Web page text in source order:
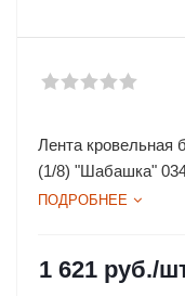
Лента кровельная
(1/8) "Шабашка"
ПОДРОБНЕЕ
1 621 руб./